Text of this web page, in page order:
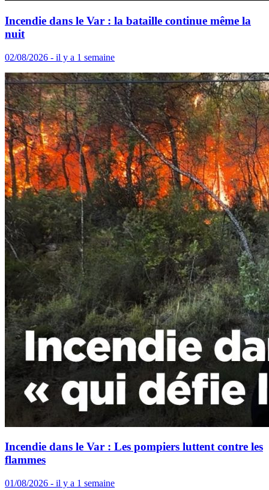
Incendie dans le Var : la bataille continue même la
nuit
02/08/2026 - il y a 1 semaine
Incendie dans le Var : Les pompiers luttent contre les
flammes
01/08/2026 - il y a 1 semaine